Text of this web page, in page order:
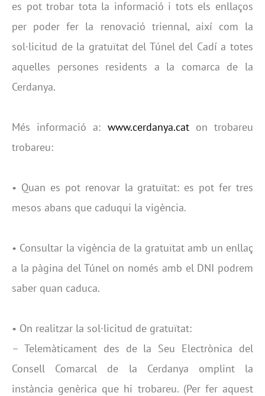
es pot trobar tota la informació i tots els enllaços
per poder fer la renovació triennal, així com la
sol·licitud de la gratuïtat del Túnel del Cadí a totes
aquelles persones residents a la comarca de la
Cerdanya.
Més informació a: www.cerdanya.cat on trobareu
trobareu:
• Quan es pot renovar la gratuïtat: es pot fer tres
mesos abans que caduqui la vigència.
• Consultar la vigència de la gratuïtat amb un enllaç
a la pàgina del Túnel on només amb el DNI podrem
saber quan caduca.
• On realitzar la sol·licitud de gratuïtat:
– Telemàticament des de la Seu Electrònica del
Consell Comarcal de la Cerdanya omplint la
instància genèrica que hi trobareu. (Per fer aquest